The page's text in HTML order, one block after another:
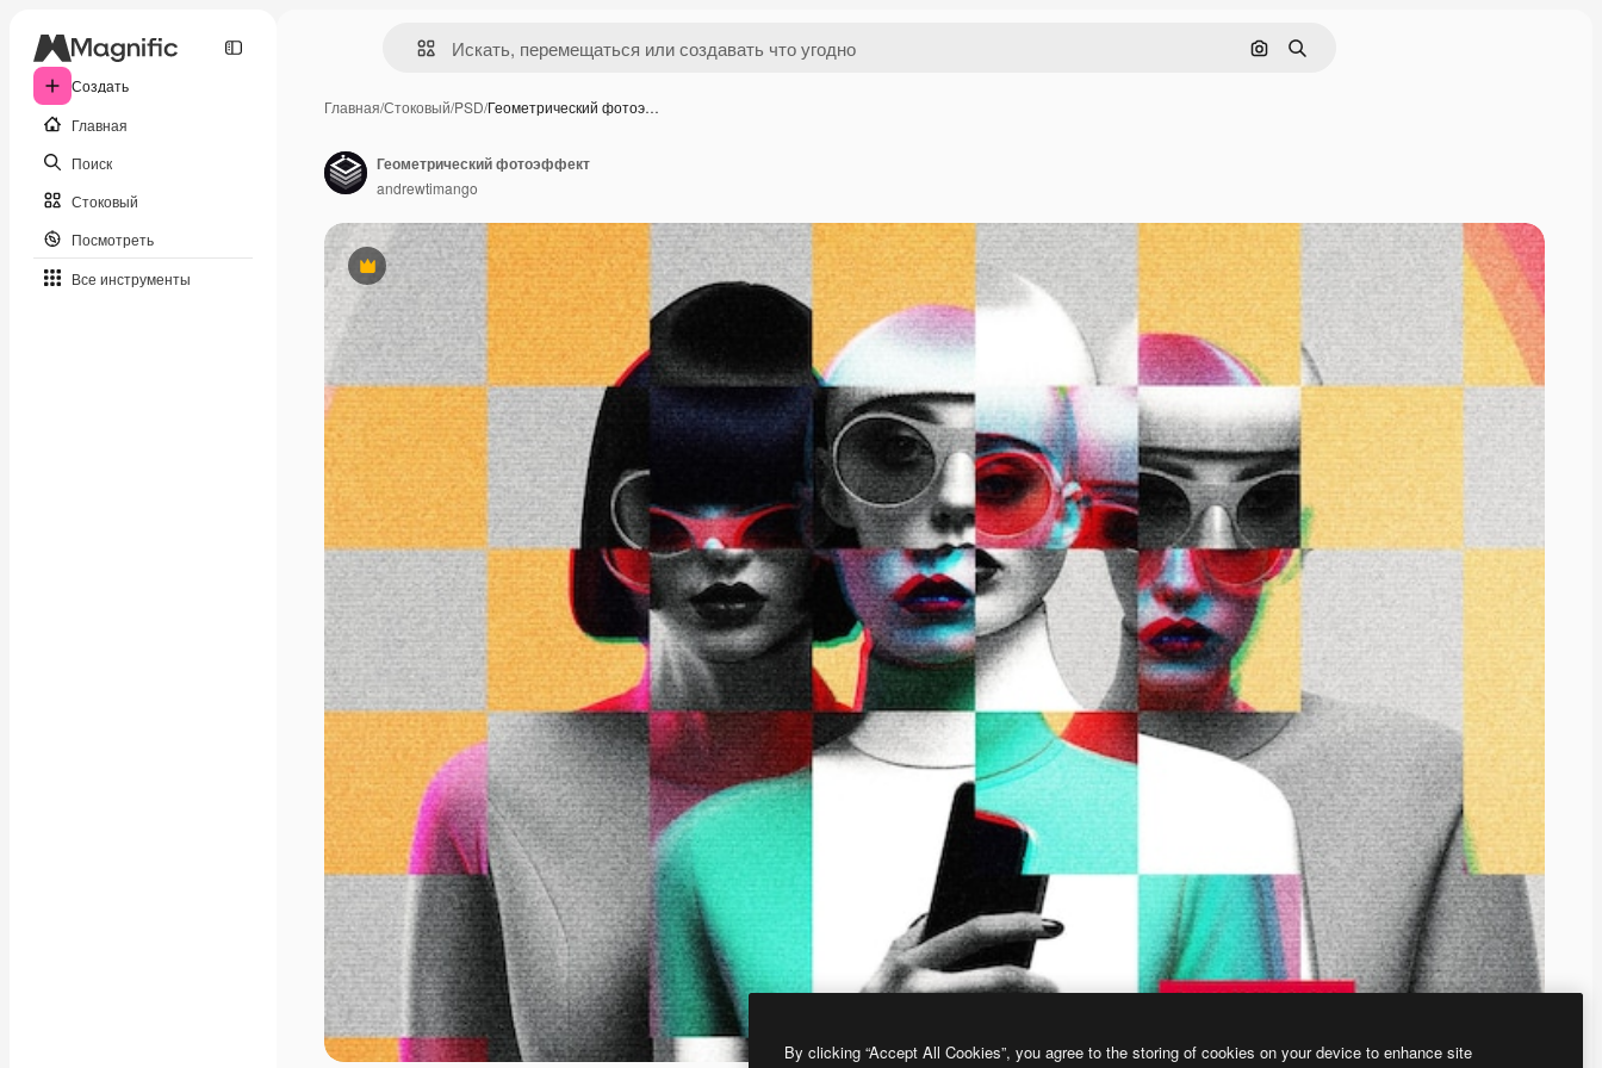
Создать
Главная
Поиск
Стоковый
Посмотреть
Все инструменты
Поиск по изображению
Поиск
Главная/Стоковый/PSD/Геометрический фотоэ…
Премиум
Геометрический фотоэффект
andrewtimango
By clicking “Accept All Cookies”, you agree to the storing of cookies on your device to enhance site